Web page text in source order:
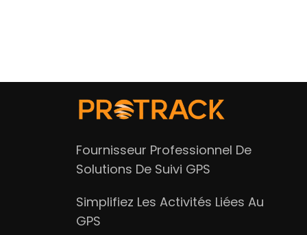
Fournisseur Professionnel De
Solutions De Suivi GPS
Simplifiez Les Activités Liées Au
GPS